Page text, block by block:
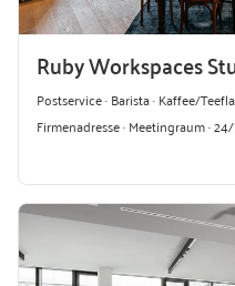
Ruby Workspaces
Postservice · Barista · Kaffee/
Firmenadresse · Meetingraum ·